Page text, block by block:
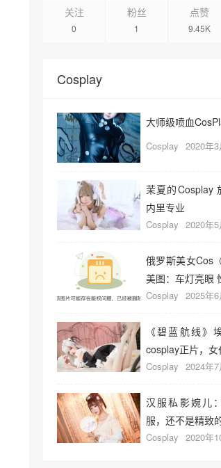
关注
0
粉丝
1
点赞
9.45K
Cosplay
大师级喷血
Cosplay 2020年3
茉夏的Cosplay
内里专业
Cosplay 2020年5
俄罗斯美女Cos
美图：车灯亮眼
Cosplay 2025年6
《碧蓝航线》
cosplay正片，
Cosplay 2024年7
汉服私影婉儿
服，还不是精致
Cosplay 2020年